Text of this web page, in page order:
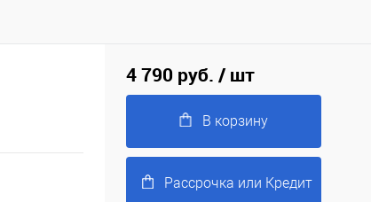
4 790 руб. / шт
В корзину
Рассрочка или Кредит